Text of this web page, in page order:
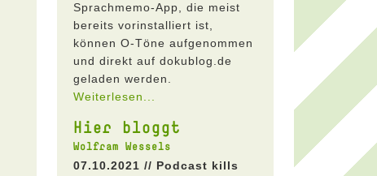
Sprachmemo-App, die meist
bereits vorinstalliert ist,
können O-Töne aufgenommen
und direkt auf dokublog.de
geladen werden.
Weiterlesen...
Hier bloggt
Wolfram Wessels
07.10.2021 // Podcast kills